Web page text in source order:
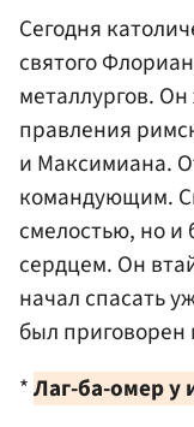
Сегодня
святого
металлургов.
правления
и Максимиана.
командующим.
смелостью, но и
сердцем. Он
начал спасать
был приговорен
*Лаг-ба-омер у